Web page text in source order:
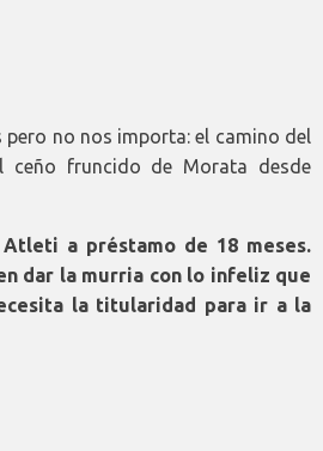
pero no nos importa: el camino del
ceño fruncido de Morata desde
a préstamo de 18 meses.
dar la murria con lo infeliz que
la titularidad para ir a la